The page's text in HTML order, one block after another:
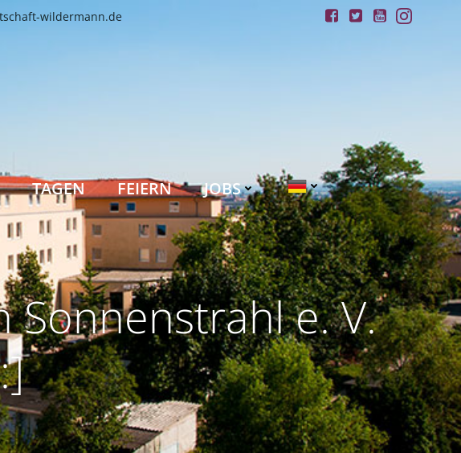
wildermann.de
TAGEN FEIERN JOBS
e. V.